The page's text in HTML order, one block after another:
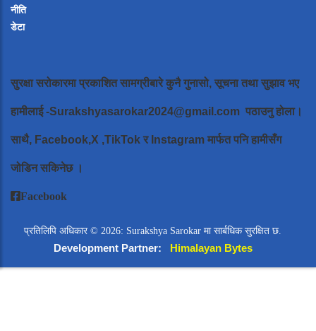
नीति
डेटा
सुरक्षा सरोकारमा प्रकाशित सामग्रीबारे कुनै गुनासो, सूचना तथा सुझाव भए
हामीलाई-Surakshyasarokar2024@gmail.com पठाउनु होला।
साथै, Facebook,X ,TikTok र Instagram मार्फत पनि हामीसँग
जोडिन सकिनेछ ।
Facebook
प्रतिलिपि अधिकार © 2026: Surakshya Sarokar मा सार्बधिक सुरक्षित छ.
Development Partner: Himalayan Bytes